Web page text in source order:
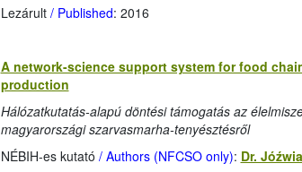
Lezárult / Published: 2016
A network-science support system for food
production
Hálózatkutatás-alapú döntési támogatás az
magyarországi szarvasmarha-tenyésztésről
NÉBIH-es kutató / Authors (NFCSO only): Dr.